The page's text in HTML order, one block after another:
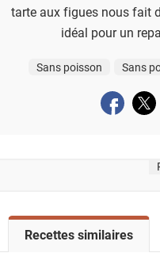
tarte aux figues nous fait
idéal pour un
Sans poisson Sans
Partager
o
Recettes similaires